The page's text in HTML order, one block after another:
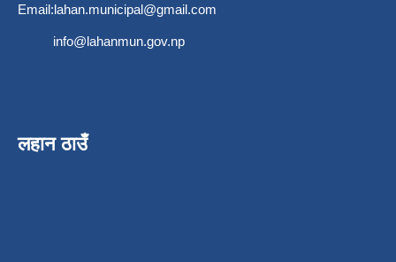
Email:lahan.municipal@gmail.com
info@lahanmun.gov.np
लहान ठाउँ